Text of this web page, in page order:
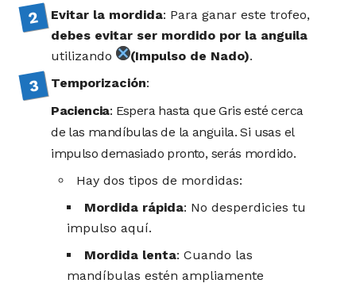
Evitar la mordida: Para ganar este trofeo,
debes evitar ser mordido por la anguila
utilizando
(Impulso de Nado).
Temporización:
Paciencia: Espera hasta que Gris esté cerca
de las mandíbulas de la anguila. Si usas el
impulso demasiado pronto, serás mordido.
Hay dos tipos de mordidas:
Mordida rápida: No desperdicies tu
impulso aquí.
Mordida lenta: Cuando las
mandíbulas estén ampliamente